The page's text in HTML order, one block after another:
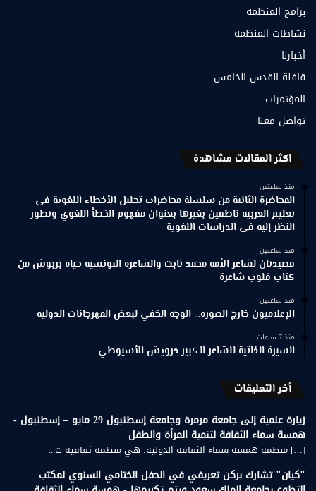
برامج المنظمة
نشاطات المنظمة
أخبارنا
قافلة القدس الخامس
المؤتمرات
تواصل معنا
اكثر المقالات مشاهدة
منذ ساعتين
المحاضرة الثانية من سلسلة محاضرات تحليل الأخطاء اللغوية في
تعليم العربية ناطقين بغيرها بعنوان مفهوم الخطأ اللغوي وتطور
النظر إليه في الدراسات اللغوية
منذ ساعتين
قصيدتان لشاعر الأمة محمد ثابت والشاعرة التونسية حياة بربوش من
كتاب قلوب شاعرة
منذ ساعتين
الإعلاميون خارج الصورة… الوجه الخفي لبعض المهرجانات الدولية
منذ 7 ساعات
السيرة الذاتية للشاعر الكبير درويش الأسيوطي
أخر التعليقات
زيارة علمية إلى جامعة مرمرة وجامعة إسطنبول 29 مايو – إسطنبول -
همسة سماء الثقافة لتنمية المرأة والطفل
[…] منظمة همسة سماء الثقافة الدولية: هي منظمة ثقافية ت...
"كيان" تشارك بركن تعريفي في الحفل الختامي السنوي لمكتب